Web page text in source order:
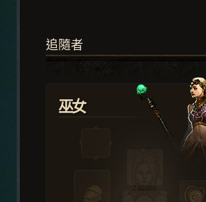
追隨者
巫女